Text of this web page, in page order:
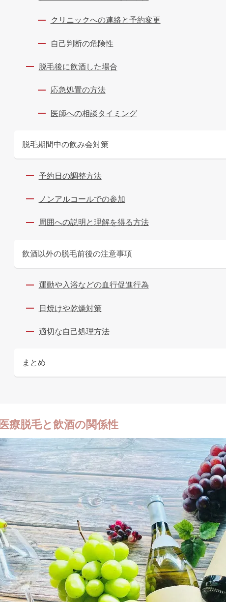
クリニックへの連絡と予約変更
自己判断の危険性
脱毛後に飲酒した場合
応急処置の方法
医師への相談タイミング
脱毛期間中の飲み会対策
予約日の調整方法
ノンアルコールでの参加
周囲への説明と理解を得る方法
飲酒以外の脱毛前後の注意事項
運動や入浴などの血行促進行為
日焼けや乾燥対策
適切な自己処理方法
まとめ
医療脱毛と飲酒の関係性